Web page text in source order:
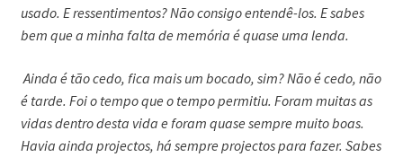
usado. E ressentimentos? Não consigo entendê-los. E sabes
bem que a minha falta de memória é quase uma lenda.
Ainda é tão cedo, fica mais um bocado, sim? Não é cedo, não
é tarde. Foi o tempo que o tempo permitiu. Foram muitas as
vidas dentro desta vida e foram quase sempre muito boas.
Havia ainda projectos, há sempre projectos para fazer. Sabes